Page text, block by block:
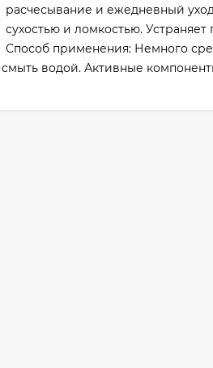
расчесывание и ежедневный
сухостью и ломкостью.
Способ применения: Немного
водой. Активные